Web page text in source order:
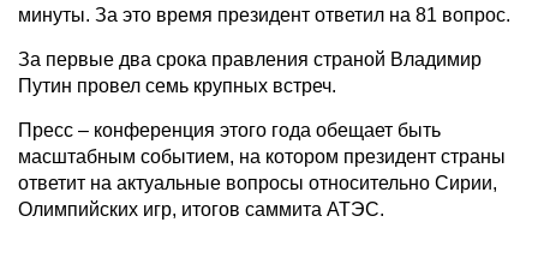
минуты. За это время президент ответил на 81 вопрос.
За первые два срока правления страной Владимир
Путин провел семь крупных встреч.
Пресс – конференция этого года обещает быть
масштабным событием, на котором президент страны
ответит на актуальные вопросы относительно Сирии,
Олимпийских игр, итогов саммита АТЭС.